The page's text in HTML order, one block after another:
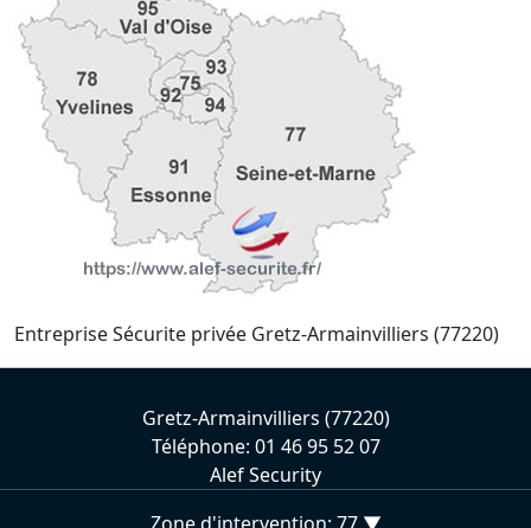
Entreprise Sécurite privée Gretz-Armainvilliers (77220)
Gretz-Armainvilliers (77220)
Téléphone: 01 46 95 52 07
Alef Security